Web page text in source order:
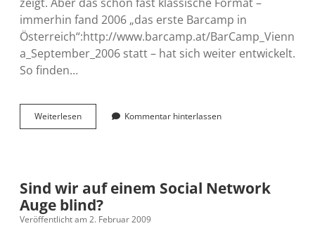
immerhin fand 2006 „das erste Barcamp in
Österreich“:http://www.barcamp.at/BarCamp_Vienn
a_September_2006 statt – hat sich weiter entwickelt.
So finden…
WeiterlesenWir
kreieren
Kommentar hinterlassen
Sind wir auf einem Social Network
Auge blind?
Veröffentlicht am 2. Februar 2009